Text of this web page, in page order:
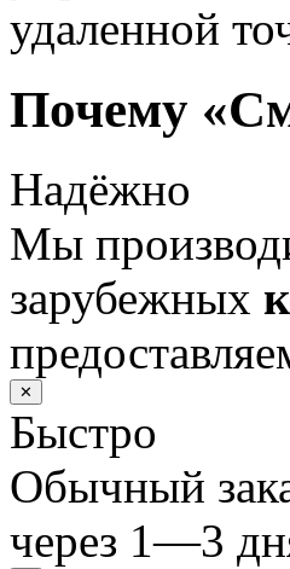
удаленной
Почему
Надёжно
Мы
зарубежных
✕
Быстро
Обычный
через 1—3